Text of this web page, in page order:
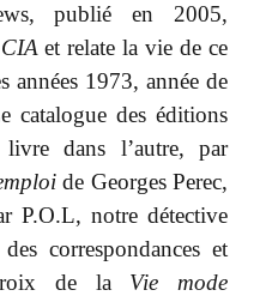
publié en 2005,
et relate la vie de ce
années 1973, année de
catalogue des éditions
dans l’autre, par
de Georges Perec,
P.O.L, notre détective
correspondances et
de la Vie mode